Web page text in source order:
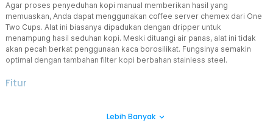
Agar proses penyeduhan kopi manual memberikan hasil yang
memuaskan, Anda dapat menggunakan coffee server chemex dari One
Two Cups. Alat ini biasanya dipadukan dengan dripper untuk
menampung hasil seduhan kopi. Meski dituangi air panas, alat ini tidak
akan pecah berkat penggunaan kaca borosilikat. Fungsinya semakin
optimal dengan tambahan filter kopi berbahan stainless steel.
Fitur
Coffee server chemex adalah salah satu alat penyeduhan kopi
Lebih Banyak